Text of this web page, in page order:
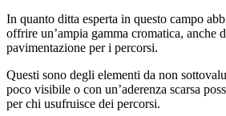
In quanto ditta esperta in questo campo
offrire un’ampia gamma cromatica, anche
pavimentazione per i percorsi.
Questi sono degli elementi da non
poco visibile o con un’aderenza scarsa
per chi usufruisce dei percorsi.